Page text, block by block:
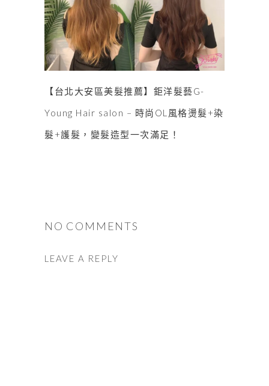
【台北大安區美髮推薦】鉅洋髮藝G-
Young Hair salon – 時尚OL風格燙髮+染
髮+護髮，變髮造型一次滿足！
NO COMMENTS
LEAVE A REPLY